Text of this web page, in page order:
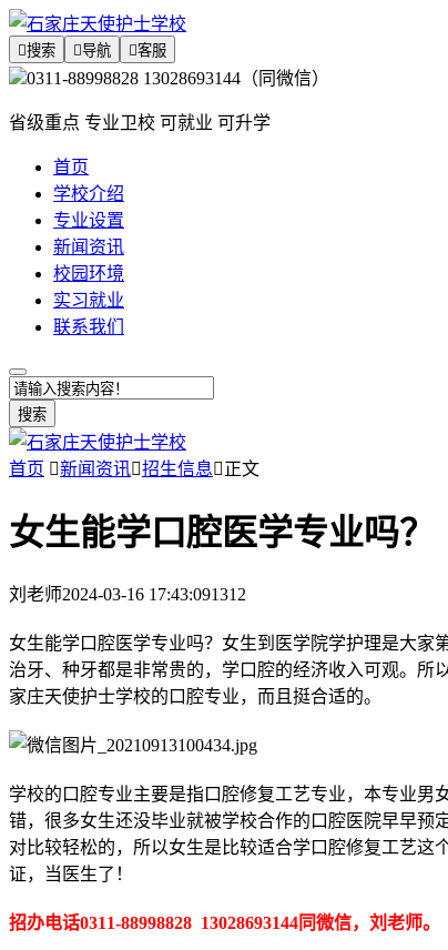
搜索 导航 客服
0311-88998828 13028693144（同微信）
省级重点 专业卫校 可就业 可升学
首页
学校介绍
专业设置
新闻资讯
校园环境
实习就业
联系我们
搜索
首页 新闻资讯招生信息正文
女生能学口腔医学专业吗？
刘老师2024-03-16 17:43:091312
女生能学口腔医学专业吗？女生到医学院学护理是大家
治牙、种牙都是非常贵的，学口腔的经济收入可观。
家庄天使护士学校的口腔专业，而且挺合适的。
学校的口腔专业主要是指口腔修复工艺专业，本专业男
错，很多女生还没毕业就被学校合作的口腔医院早早预
对比较轻松的，所以女生是比较适合学口腔修复工艺
证，当医生了！
招办电话0311-88998828 13028693144同微信，刘老师。